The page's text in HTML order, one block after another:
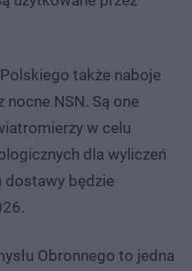
także naboje
nocne NSN. Są one
w celu
dla wyliczeń
dostawy będzie
Obronnego to jedna